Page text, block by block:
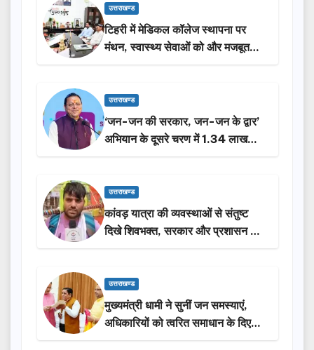
उत्तराखण्ड
टिहरी में मेडिकल कॉलेज स्थापना पर
मंथन, स्वास्थ्य सेवाओं को और मजबूत
करेगी सरकार: मुख्यमंत्री धामी…
उत्तराखण्ड
‘जन-जन की सरकार, जन-जन के द्वार’
अभियान के दूसरे चरण में 1.34 लाख
लोगों की भागीदारी…
उत्तराखण्ड
कांवड़ यात्रा की व्यवस्थाओं से संतुष्ट
दिखे शिवभक्त, सरकार और प्रशासन की
सराहना…
उत्तराखण्ड
मुख्यमंत्री धामी ने सुनीं जन समस्याएं,
अधिकारियों को त्वरित समाधान के दिए
निर्देश